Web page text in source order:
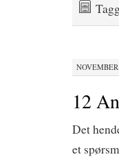
12
Det
et